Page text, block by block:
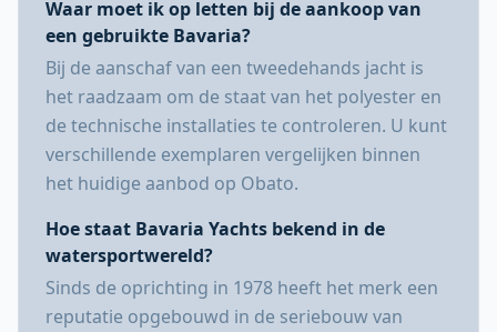
Waar moet ik op letten bij de aankoop van
een gebruikte Bavaria?
Bij de aanschaf van een tweedehands jacht is
het raadzaam om de staat van het polyester en
de technische installaties te controleren. U kunt
verschillende exemplaren vergelijken binnen
het huidige aanbod op Obato.
Hoe staat Bavaria Yachts bekend in de
watersportwereld?
Sinds de oprichting in 1978 heeft het merk een
reputatie opgebouwd in de seriebouw van